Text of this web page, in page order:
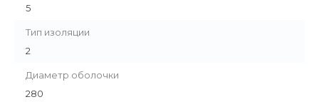
5
Тип изоляции
2
Диаметр оболочки
280